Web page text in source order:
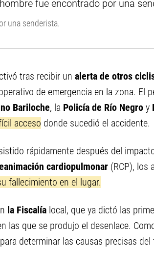
una senderista.
tras recibir un alerta de otros
de emergencia en la zona. El
Bariloche, la Policía de Río Negro y
acceso donde sucedió el accidente.
rápidamente después del
cardiopulmonar (RCP), los
fallecimiento en el lugar.
la Fiscalía local, que ya dictó las
las que se produjo el desenlace.
para determinar las causas precisas